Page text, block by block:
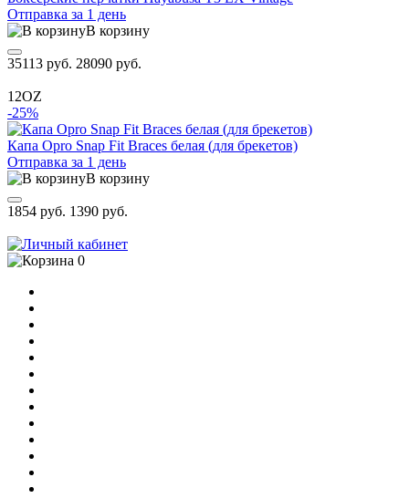
Отправка за 1 день
В корзину
35113 руб. 28090 руб.
12OZ
-25%
Капа Opro Snap Fit Braces белая (для брекетов)
Отправка за 1 день
В корзину
1854 руб. 1390 руб.
0